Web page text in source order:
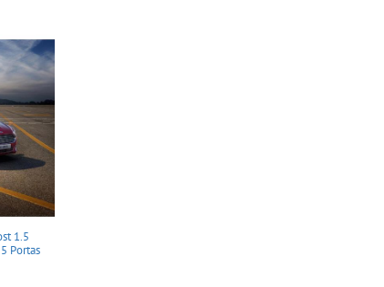
1.5
Portas